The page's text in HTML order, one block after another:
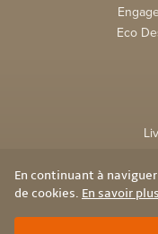
En continuant à
de cookies. En savoir plus
Eco
© Mathy by